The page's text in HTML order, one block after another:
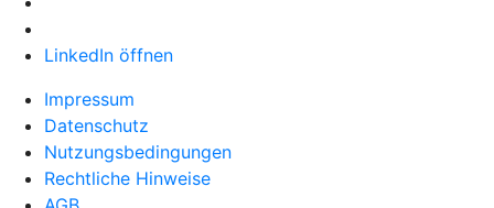
LinkedIn öffnen
Impressum
Datenschutz
Nutzungsbedingungen
Rechtliche Hinweise